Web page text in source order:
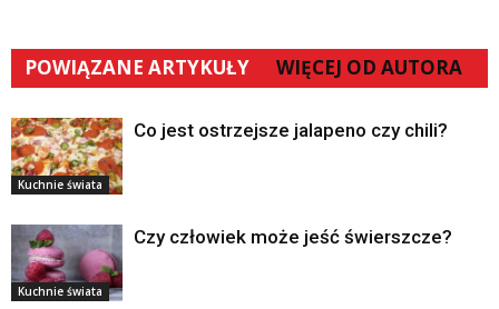
POWIĄZANE ARTYKUŁY WIĘCEJ OD AUTORA
Kuchnie świata
Co jest ostrzejsze jalapeno czy chili?
Kuchnie świata
Czy człowiek może jeść świerszcze?